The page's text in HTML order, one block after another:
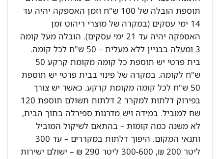
תוספת הובלה של 100 ש"ח וזמן האספקה יהיה עד
14 ימי עסקים (במקרה של מוצרי ריהוט זמן
האספקה יהיה עד 21 ימי עסקים). הובלה מעל קומה
3 ומעלה בבניין ללא מעלית – 50 ש"ח לכל קומה.
בית פרטי יש תוספת כל קומה מקומת קרקע 50
ש"ח לקומה. במקרה של פינוי בבית פרטי יש תוספת
50 ש"ח לכל קומה מקומת קרקע. כאשר יש צורך
בפירוק דלתות למקרר 2 דלתות תשולם תוספת 120
שח למוביל. במידה ויש מדרגות ספירלה בתוך הבית,
לא משנה כמה קומות – בהתאם לשיקול המוביל
ותנאי המקום. היפוך דלתות במקררים – עד 300
ליטר 200 ₪, 300-600 ליטר 290 ₪ – ישולם ישירות